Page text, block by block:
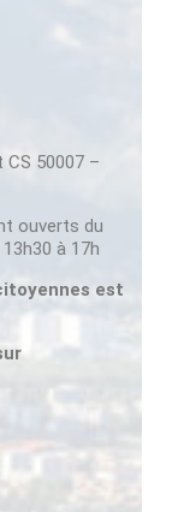
CS 50007 –
ouverts du
à 17h
est